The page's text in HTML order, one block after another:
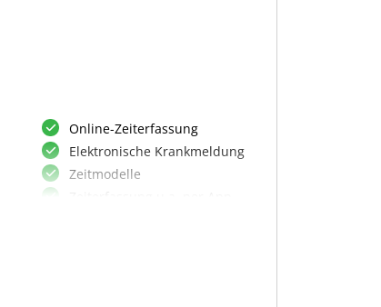
Online-Zeiterfassung
Elektronische Krankmeldung
Zeitmodelle